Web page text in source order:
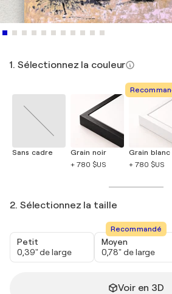
1. Sélectionnez la couleur
Sans cadre
Grain noir
+ 780 $US
Grain blanc
+ 780 $US
2. Sélectionnez la taille
Petit
0,39" de large
Recommandé
Moyen
0,78" de large
Voir en 3D